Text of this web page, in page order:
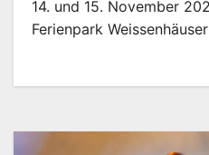
14. und 15. November
Ferienpark